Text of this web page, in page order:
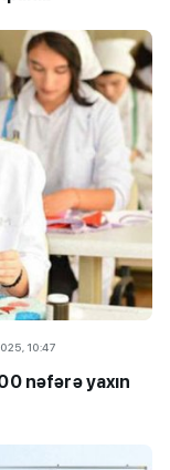
10:47
nəfərə yaxın